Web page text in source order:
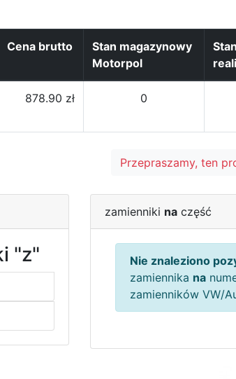
Cena brutto
Stan magazynowy
Motorpol
878.90 zł 0
Przepraszamy, ten
"z"
zamienniki na część
Nie znaleziono
zamiennika na
zamienników VW/